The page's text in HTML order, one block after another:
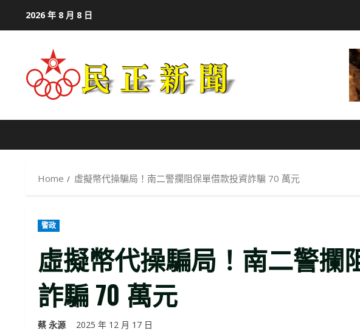
2026 年 8 月 8 日
Home 虛擬幣代操騙局！南二警攔阻保單借款投資詐騙 70 萬元
警政
虛擬幣代操騙局！南二警攔
詐騙 70 萬元
蔡 永源 2025 年 12 月 17 日